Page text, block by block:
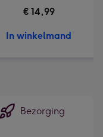
€ 14,99
In winkelmand
Bezorging